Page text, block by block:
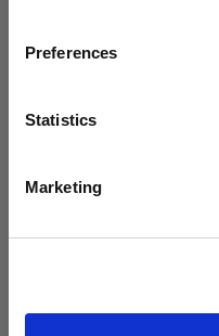
Preferences
Statistics
Marketing
Cyprus
サイ
ソフトボックス
ス 30x180cm シルバ